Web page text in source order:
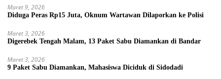
Maret 9, 2026
Diduga Peras Rp15 Juta, Oknum Wartawan Dilaporkan ke Polisi
Maret 3, 2026
Digerebek Tengah Malam, 13 Paket Sabu Diamankan di Bandar
Maret 3, 2026
9 Paket Sabu Diamankan, Mahasiswa Diciduk di Sidodadi